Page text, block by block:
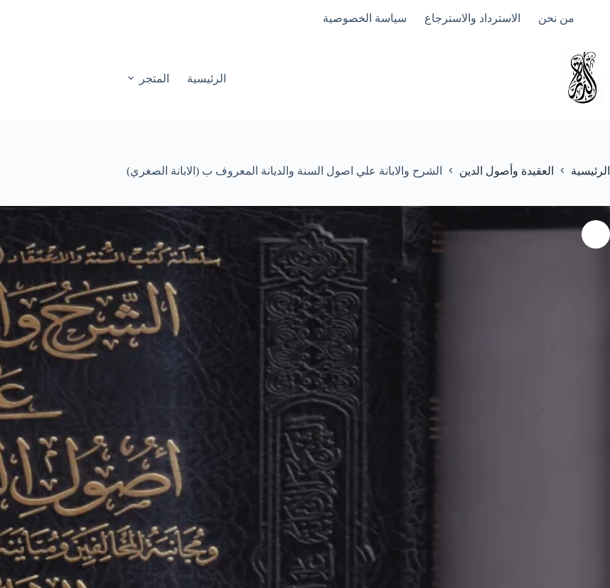
من نحن الاسترداد والاسترجاع سياسة الخصوصية
الرئيسية المتجر
الرئيسية العقيدة وأصول الدين الشرح والابانة علي اصول السنة والديانة المعروف ب (الابانة الصغري)